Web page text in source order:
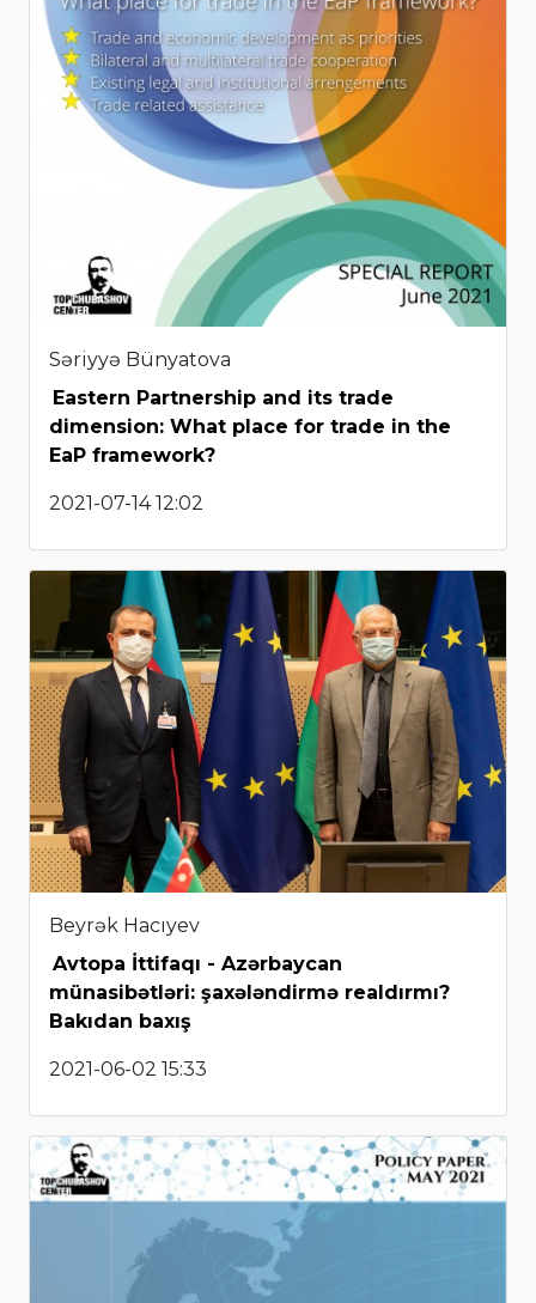
Səriyyə Bünyatova
Eastern Partnership and its trade
dimension: What place for trade in the
EaP framework?
2021-07-14 12:02
Beyrək Hacıyev
Avtopa İttifaqı - Azərbaycan
münasibətləri: şaxələndirmə realdırmı?
Bakıdan baxış
2021-06-02 15:33